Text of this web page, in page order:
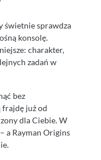
świetnie sprawdza
konsolę.
charakter,
zadań w
bez
już od
dla Ciebie. W
a Rayman Origins